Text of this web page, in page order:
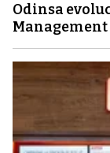
Odinsa
Management